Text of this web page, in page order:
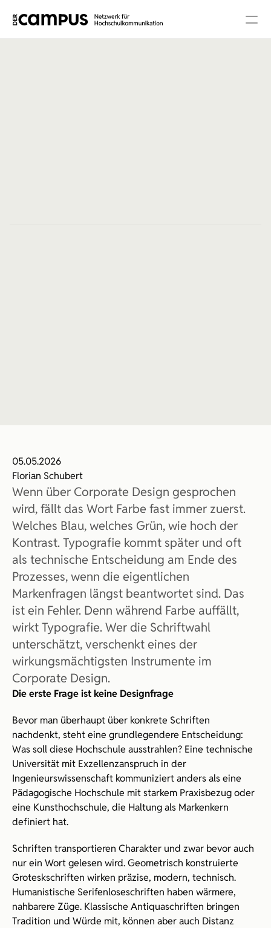
05.05.2026
Florian Schubert
Wenn über Corporate Design gesprochen
wird, fällt das Wort Farbe fast immer zuerst.
Welches Blau, welches Grün, wie hoch der
Kontrast. Typografie kommt später und oft
als technische Entscheidung am Ende des
Prozesses, wenn die eigentlichen
Markenfragen längst beantwortet sind. Das
ist ein Fehler. Denn während Farbe auffällt,
wirkt Typografie. Wer die Schriftwahl
unterschätzt, verschenkt eines der
wirkungsmächtigsten Instrumente im
Corporate Design.
Die erste Frage ist keine Designfrage
Bevor man überhaupt über konkrete Schriften
nachdenkt, steht eine grundlegendere Entscheidung:
Was soll diese Hochschule ausstrahlen? Eine technische
Universität mit Exzellenzanspruch in der
Ingenieurswissenschaft kommuniziert anders als eine
Pädagogische Hochschule mit starkem Praxisbezug oder
eine Kunsthochschule, die Haltung als Markenkern
definiert hat.
Schriften transportieren Charakter und zwar bevor auch
nur ein Wort gelesen wird. Geometrisch konstruierte
Groteskschriften wirken präzise, modern, technisch.
Humanistische Serifenloseschriften haben wärmere,
nahbarere Züge. Klassische Antiquaschriften bringen
Tradition und Würde mit, können aber auch Distanz